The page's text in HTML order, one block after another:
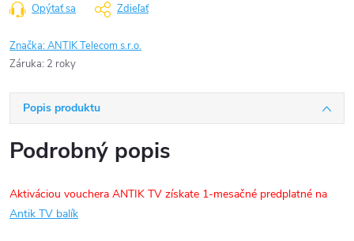
Opýtať sa Zdieľať
Značka:ANTIK Telecom s.r.o.
Záruka: 2 roky
Popis produktu
Podrobný popis
Aktiváciou vouchera ANTIK TV získate 1-mesačné predplatné na
Antik TV balík